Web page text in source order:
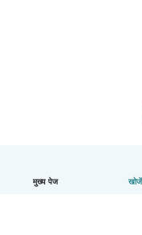
मुख्य पेज खोजें